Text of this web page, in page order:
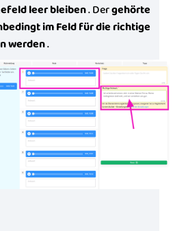
leer bleiben. Dergehörte
im Feld für die richtige
werden.